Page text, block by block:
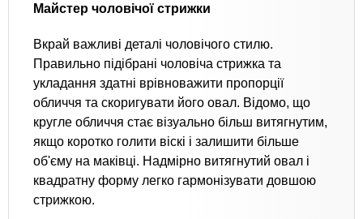
Майстер чоловічої стрижки
Вкрай важливі деталі чоловічого стилю.
Правильно підібрані чоловіча стрижка та
укладання здатні врівноважити пропорції
обличчя та скоригувати його овал. Відомо, що
кругле обличчя стає візуально більш витягнутим,
якщо коротко голити віскі і залишити більше
об'єму на маківці. Надмірно витягнутий овал і
квадратну форму легко гармонізувати довшою
стрижкою.